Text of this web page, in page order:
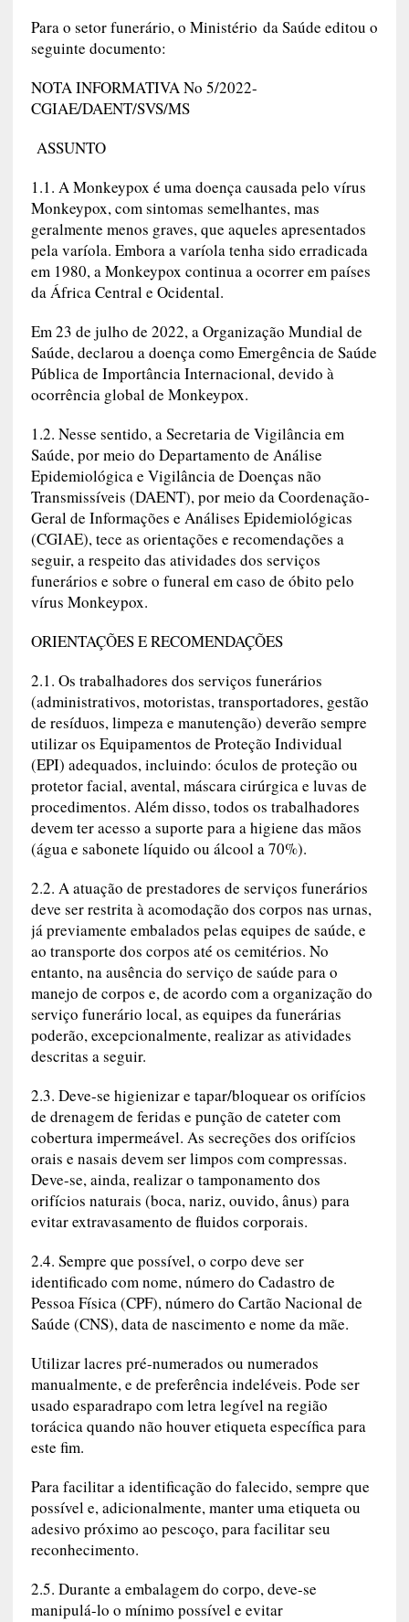
Para o setor funerário, o Ministério da Saúde editou o
seguinte documento:
NOTA INFORMATIVA No 5/2022-
CGIAE/DAENT/SVS/MS
ASSUNTO
1.1. A Monkeypox é uma doença causada pelo vírus
Monkeypox, com sintomas semelhantes, mas
geralmente menos graves, que aqueles apresentados
pela varíola. Embora a varíola tenha sido erradicada
em 1980, a Monkeypox continua a ocorrer em países
da África Central e Ocidental.
Em 23 de julho de 2022, a Organização Mundial de
Saúde, declarou a doença como Emergência de Saúde
Pública de Importância Internacional, devido à
ocorrência global de Monkeypox.
1.2. Nesse sentido, a Secretaria de Vigilância em
Saúde, por meio do Departamento de Análise
Epidemiológica e Vigilância de Doenças não
Transmissíveis (DAENT), por meio da Coordenação-
Geral de Informações e Análises Epidemiológicas
(CGIAE), tece as orientações e recomendações a
seguir, a respeito das atividades dos serviços
funerários e sobre o funeral em caso de óbito pelo
vírus Monkeypox.
ORIENTAÇÕES E RECOMENDAÇÕES
2.1. Os trabalhadores dos serviços funerários
(administrativos, motoristas, transportadores, gestão
de resíduos, limpeza e manutenção) deverão sempre
utilizar os Equipamentos de Proteção Individual
(EPI) adequados, incluindo: óculos de proteção ou
protetor facial, avental, máscara cirúrgica e luvas de
procedimentos. Além disso, todos os trabalhadores
devem ter acesso a suporte para a higiene das mãos
(água e sabonete líquido ou álcool a 70%).
2.2. A atuação de prestadores de serviços funerários
deve ser restrita à acomodação dos corpos nas urnas,
já previamente embalados pelas equipes de saúde, e
ao transporte dos corpos até os cemitérios. No
entanto, na ausência do serviço de saúde para o
manejo de corpos e, de acordo com a organização do
serviço funerário local, as equipes da funerárias
poderão, excepcionalmente, realizar as atividades
descritas a seguir.
2.3. Deve-se higienizar e tapar/bloquear os orifícios
de drenagem de feridas e punção de cateter com
cobertura impermeável. As secreções dos orifícios
orais e nasais devem ser limpos com compressas.
Deve-se, ainda, realizar o tamponamento dos
orifícios naturais (boca, nariz, ouvido, ânus) para
evitar extravasamento de fluidos corporais.
2.4. Sempre que possível, o corpo deve ser
identificado com nome, número do Cadastro de
Pessoa Física (CPF), número do Cartão Nacional de
Saúde (CNS), data de nascimento e nome da mãe.
Utilizar lacres pré-numerados ou numerados
manualmente, e de preferência indeléveis. Pode ser
usado esparadrapo com letra legível na região
torácica quando não houver etiqueta específica para
este fim.
Para facilitar a identificação do falecido, sempre que
possível e, adicionalmente, manter uma etiqueta ou
adesivo próximo ao pescoço, para facilitar seu
reconhecimento.
2.5. Durante a embalagem do corpo, deve-se
manipulá-lo o mínimo possível e evitar